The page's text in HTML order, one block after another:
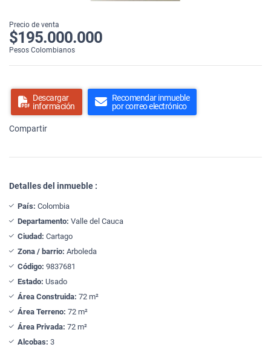
Precio de venta
$195.000.000
Pesos Colombianos
Descargar
información
Recomendar inmueble
por correo electrónico
Compartir
Detalles del inmueble :
País: Colombia
Departamento: Valle del Cauca
Ciudad: Cartago
Zona / barrio: Arboleda
Código: 9837681
Estado: Usado
Área Construida: 72 m²
Área Terreno: 72 m²
Área Privada: 72 m²
Alcobas: 3